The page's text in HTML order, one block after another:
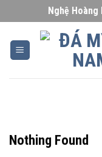
to
content
Đá Mỹ Nghệ Hoàng
Nothing Found